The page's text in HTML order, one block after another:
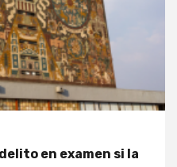
en examen si la